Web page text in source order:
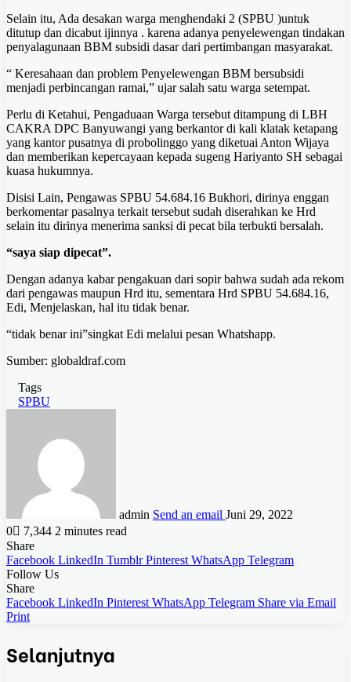
Selain itu, Ada desakan warga menghendaki 2 (SPBU )untuk
ditutup dan dicabut ijinnya . karena adanya penyelewengan tindakan
penyalagunaan BBM subsidi dasar dari pertimbangan masyarakat.
“ Keresahaan dan problem Penyelewengan BBM bersubsidi
menjadi perbincangan ramai,” ujar salah satu warga setempat.
Perlu di Ketahui, Pengaduaan Warga tersebut ditampung di LBH
CAKRA DPC Banyuwangi yang berkantor di kali klatak ketapang
yang kantor pusatnya di probolinggo yang diketuai Anton Wijaya
dan memberikan kepercayaan kepada sugeng Hariyanto SH sebagai
kuasa hukumnya.
Disisi Lain, Pengawas SPBU 54.684.16 Bukhori, dirinya enggan
berkomentar pasalnya terkait tersebut sudah diserahkan ke Hrd
selain itu dirinya menerima sanksi di pecat bila terbukti bersalah.
“saya siap dipecat”.
Dengan adanya kabar pengakuan dari sopir bahwa sudah ada rekom
dari pengawas maupun Hrd itu, sementara Hrd SPBU 54.684.16,
Edi, Menjelaskan, hal itu tidak benar.
“tidak benar ini”singkat Edi melalui pesan Whatshapp.
Sumber: globaldraf.com
Tags
SPBU
admin Send an email Juni 29, 2022
0
7,344 2 minutes read
Share
Facebook LinkedIn Tumblr Pinterest WhatsApp Telegram
Follow Us
Share
Facebook LinkedIn Pinterest WhatsApp Telegram Share via Email
Print
Selanjutnya